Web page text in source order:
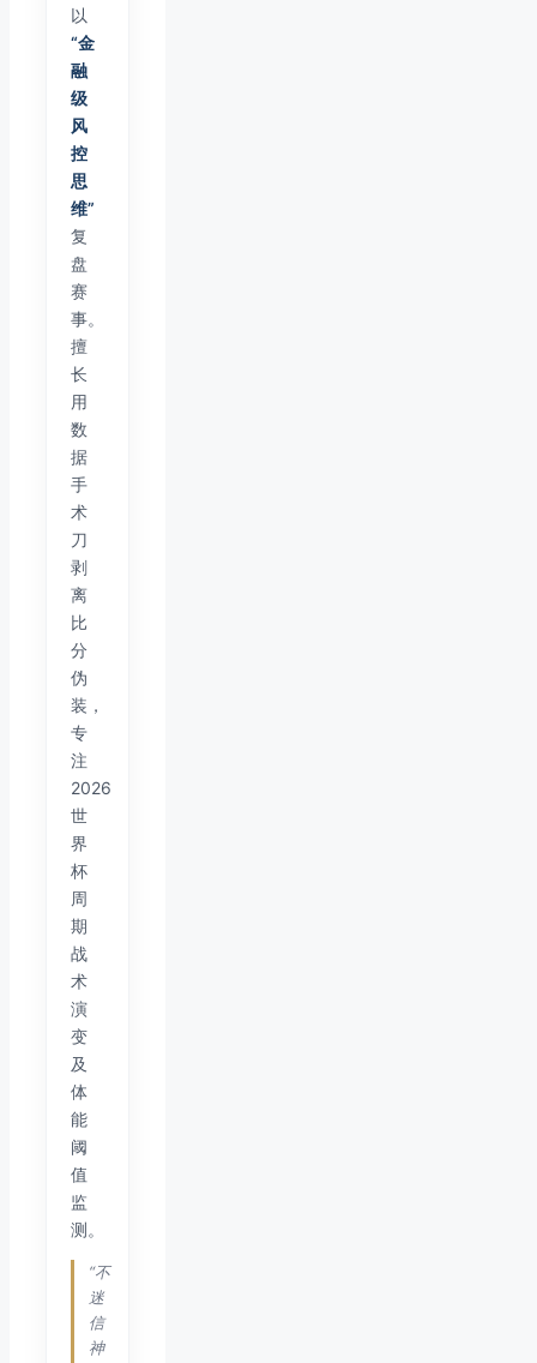
以
“金
融
级
风
控
思
维”
复
盘
赛
事。
擅
长
用
数
据
手
术
刀
剥
离
比
分
伪
装，
专
注
2026
世
界
杯
周
期
战
术
演
变
及
体
能
阈
值
监
测。
“不
迷
信
神